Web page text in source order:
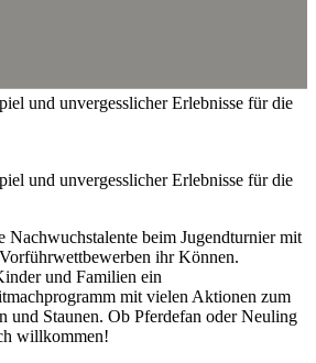
und unvergesslicher Erlebnisse für die
und unvergesslicher Erlebnisse für die
Nachwuchstalente beim Jugendturnier mit
ihr Können.
und Familien ein
mit vielen Aktionen zum
und Staunen. Ob Pferdefan oder Neuling
willkommen!